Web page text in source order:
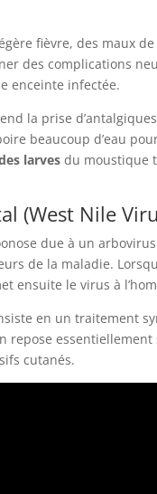
fièvre, des maux
des complications
enceinte infectée.
la prise
beaucoup d’eau
larves du moustique
(West Nile
due à un
de la maladie.
ensuite le virus à
en un traitement
repose
cutanés.